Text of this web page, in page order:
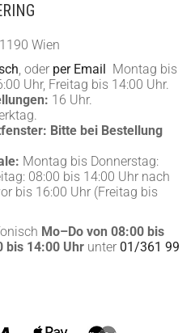
Wien
, oder per Email Montag bis
Uhr, Freitag bis 14:00 Uhr.
16 Uhr.
Bitte bei Bestellung
Montag bis Donnerstag:
08:00 bis 14:00 Uhr nach
bis 16:00 Uhr (Freitag bis
Mo–Do von 08:00 bis
bis 14:00 Uhr unter 01/361 99